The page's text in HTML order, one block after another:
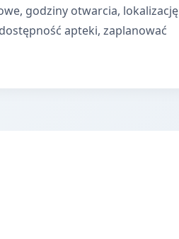
godziny otwarcia, lokalizację
apteki, zaplanować